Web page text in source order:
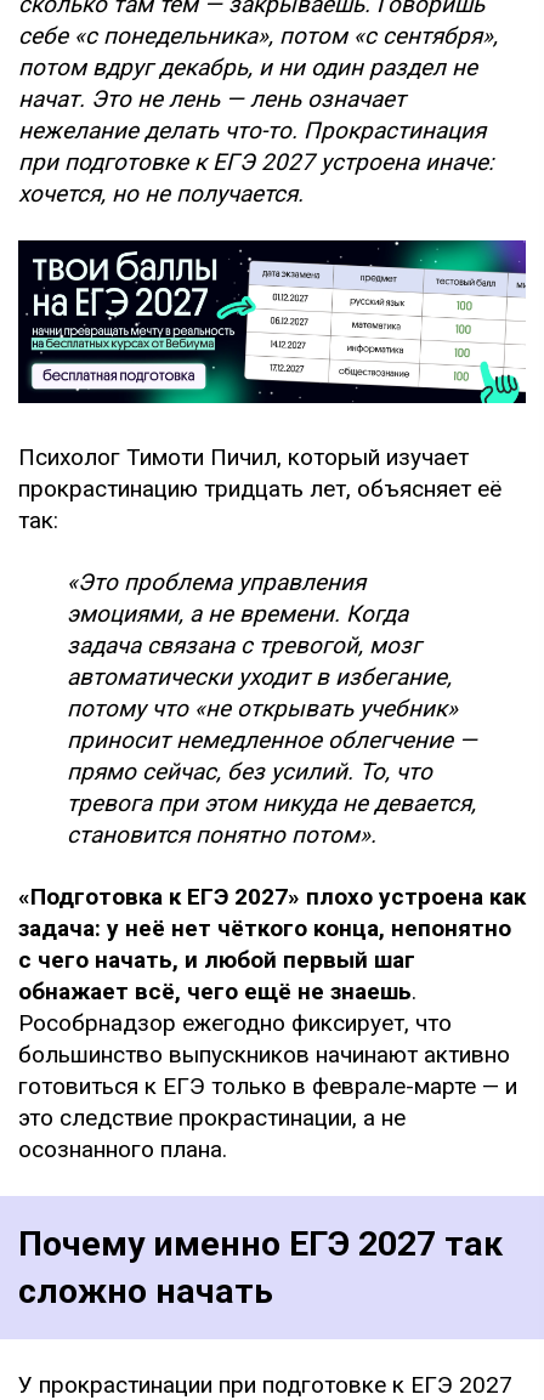
себе «с понедельника», потом «с сентября»,
потом вдруг декабрь, и ни один раздел не
начат. Это не лень — лень означает
нежелание делать что-то. Прокрастинация
при подготовке к ЕГЭ 2027 устроена иначе:
хочется, но не получается.
Психолог Тимоти Пичил, который изучает
прокрастинацию тридцать лет, объясняет её
так:
«Это проблема управления
эмоциями, а не времени. Когда
задача связана с тревогой, мозг
автоматически уходит в избегание,
потому что «не открывать учебник»
приносит немедленное облегчение —
прямо сейчас, без усилий. То, что
тревога при этом никуда не девается,
становится понятно потом».
«Подготовка к ЕГЭ 2027» плохо устроена как
задача: у неё нет чёткого конца, непонятно
с чего начать, и любой первый шаг
обнажает всё, чего ещё не знаешь.
Рособрнадзор ежегодно фиксирует, что
большинство выпускников начинают активно
готовиться к ЕГЭ только в феврале-марте — и
это следствие прокрастинации, а не
осознанного плана.
Почему именно ЕГЭ 2027 так
сложно начать
У прокрастинации при подготовке к ЕГЭ 2027